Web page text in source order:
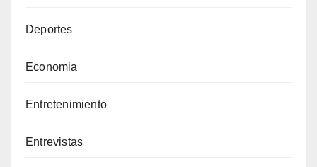
Deportes
Economia
Entretenimiento
Entrevistas